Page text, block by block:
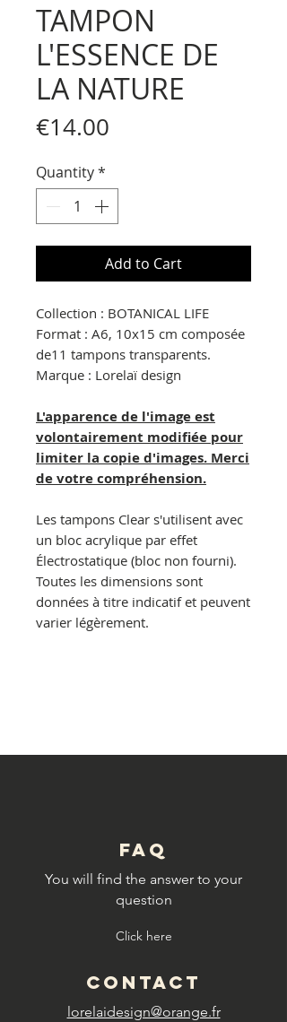
TAMPON
L'ESSENCE DE
LA NATURE
€14.00
Quantity*
Add to Cart
Collection : BOTANICAL LIFE
Format : A6, 10x15 cm composée
de11 tampons transparents.
Marque : Lorelaï design
L'apparence de l'image est
volontairement modifiée pour
limiter la copie d'images. Merci
de votre compréhension.
Les tampons Clear s'utilisent avec
un bloc acrylique par effet
Électrostatique (bloc non fourni).
Toutes les dimensions sont
données à titre indicatif et peuvent
varier légèrement.
FAQ
You will find the answer to your
question
Click here
CONTACT
lorelaidesign@orange.fr